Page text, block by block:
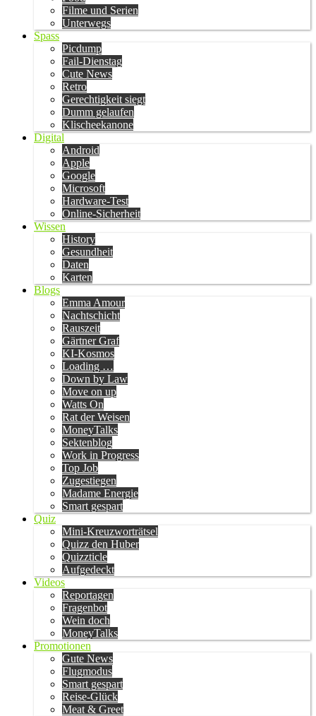
Filme und Serien
Unterwegs
Spass
Picdump
Fail-Dienstag
Cute News
Retro
Gerechtigkeit siegt
Dumm gelaufen
Klischeekanone
Digital
Android
Apple
Google
Microsoft
Hardware-Test
Online-Sicherheit
Wissen
History
Gesundheit
Daten
Karten
Blogs
Emma Amour
Nachtschicht
Rauszeit
Gärtner Graf
KI-Kosmos
Loading …
Down by Law
Move on up
Watts On
Rat der Weisen
MoneyTalks
Sektenblog
Work in Progress
Top Job
Zugestiegen
Madame Energie
Smart gespart
Quiz
Mini-Kreuzworträtsel
Quizz den Huber
Quizzticle
Aufgedeckt
Videos
Reportagen
Fragenbot
Wein doch
MoneyTalks
Promotionen
Gute News
Flugmodus
Smart gespart
Reise-Glück
Meat & Greet